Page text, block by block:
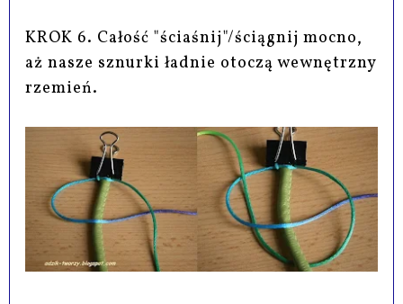
KROK 6. Całość "ściaśnij"/ściągnij mocno,
aż nasze sznurki ładnie otoczą wewnętrzny
rzemień.